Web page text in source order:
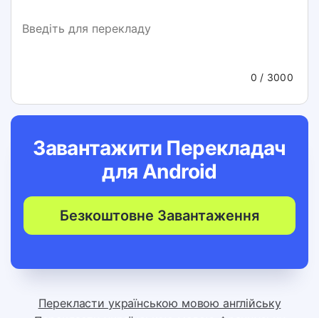
0 / 3000
Завантажити Перекладач
для Android
Безкоштовне Завантаження